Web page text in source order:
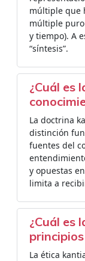
múltiple que
múltiple
y tiempo). A
“síntesis”.
¿Cuál es
La doctrina
distinción
fuentes del
y opuestas
limita a
¿Cuál es
La ética